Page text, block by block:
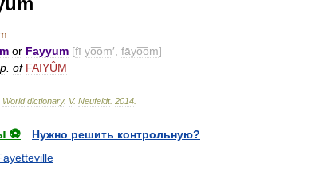
or Fayyum [fī yo͞om′, fāyo͞om]
of FAIYÛM
World dictionary. V. Neufeldt. 2014
⚽
Нужно решить контрольную?